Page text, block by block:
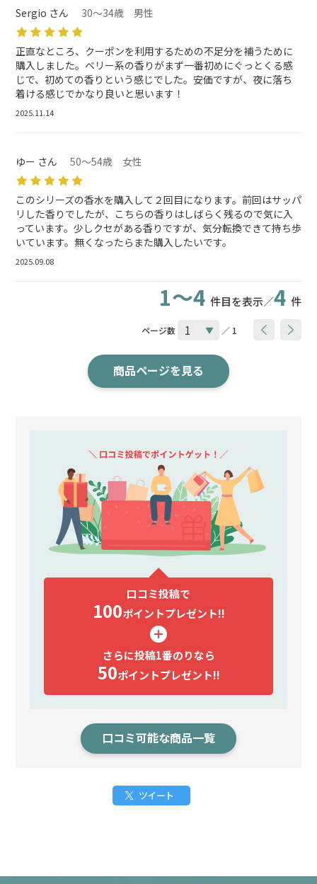
Sergio さん 30～34歳 男性
正直なところ、クーポンを利用するための不足分を補うために
購入しました。ベリー系の香りがまず一番初めにぐっとくる感
じで、初めての香りという感じでした。安価ですが、夜に落ち
着ける感じでかなり良いと思います！
2025.11.14
ゆー さん 50～54歳 女性
このシリーズの香水を購入して２回目になります。前回はサッパ
リした香りでしたが、こちらの香りはしばらく残るので気に入
っています。少しクセがある香りですが、気分転換できて持ち歩
いています。無くなったらまた購入したいです。
2025.09.08
1～4 件目を表示／4 件
ページ数 ／ 1
商品ページを見る
口コミ投稿で
100ポイントプレゼント!!
さらに投稿1番のりなら
50ポイントプレゼント!!
口コミ可能な商品一覧
ツイート